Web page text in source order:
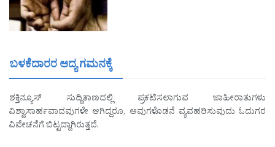
ಬಳಕೆದಾರರ ಆದ್ಯ ಗಮನಕ್ಕೆ
ಶಕ್ತಿನ್ಯೂಸ್ ಸುದ್ದಿತಾಣದಲ್ಲಿ ಪ್ರಕಟಿಸಲಾಗುವ ಜಾಹೀರಾತುಗಳು
ವಿಶ್ವಾಸಾರ್ಹವಾದವುಗಳೇ ಆಗಿದ್ದರೂ, ಅವುಗಳೊಡನೆ ವ್ಯವಹರಿಸುವುದು ಓದುಗರ
ವಿವೇಚನೆಗೆ ಬಿಟ್ಟದ್ದಾಗಿರುತ್ತದೆ.